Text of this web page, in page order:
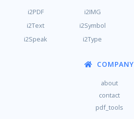
i2PDF i2IMG
i2Text
i2Symbol
i2Speak
i2Type
COMPANY
about
contact
pdf_tools